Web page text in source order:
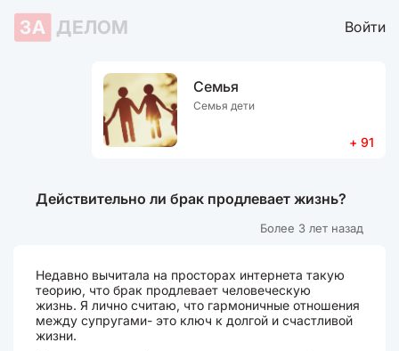
ЗА ДЕЛОМ Войти
Семья
Семья дети
+ 91
Действительно ли брак продлевает жизнь?
Более 3 лет назад
Недавно вычитала на просторах интернета такую
теорию, что брак продлевает человеческую
жизнь. Я лично считаю, что гармоничные отношения
между супругами- это ключ к долгой и счастливой
жизни.